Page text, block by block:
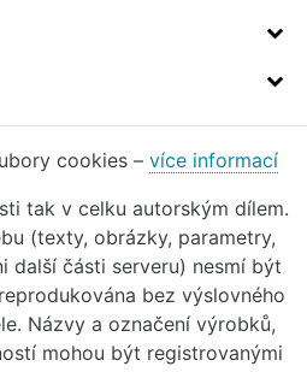
cookies – více informací
tak v celku autorským dílem.
(texty, obrázky, parametry,
další části serveru) nesmí být
bez výslovného
Názvy a označení výrobků,
mohou být registrovanými